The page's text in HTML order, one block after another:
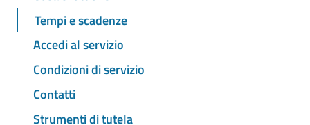
Tempi e scadenze
Accedi al servizio
Condizioni di servizio
Contatti
Strumenti di tutela